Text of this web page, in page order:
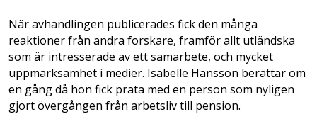
När avhandlingen publicerades fick den många
reaktioner från andra forskare, framför allt utländska
som är intresserade av ett samarbete, och mycket
uppmärksamhet i medier. Isabelle Hansson berättar om
en gång då hon fick prata med en person som nyligen
gjort övergången från arbetsliv till pension.